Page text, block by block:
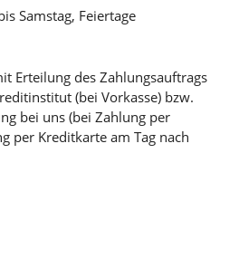
Samstag, Feiertage
Erteilung des Zahlungsauftrags
(bei Vorkasse) bzw.
bei uns (bei Zahlung per
per Kreditkarte am Tag nach